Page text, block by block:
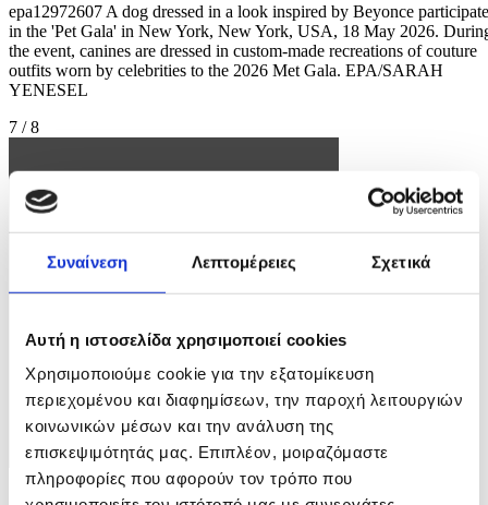
Συναίνεση Λεπτομέρειες Σχετικά
Αυτή η ιστοσελίδα χρησιμοποιεί cookies
Χρησιμοποιούμε cookie για την εξατομίκευση
περιεχομένου και διαφημίσεων, την παροχή λειτουργιών
κοινωνικών μέσων και την ανάλυση της
επισκεψιμότητάς μας. Επιπλέον, μοιραζόμαστε
πληροφορίες που αφορούν τον τρόπο που
epa12972607 A dog dressed in a look inspired by Beyonce
in the 'Pet Gala' in New York, New York, USA, 18 May 2026.
the event, canines are dressed in custom-made recreations of couture
outfits worn by celebrities to the 2026 Met Gala. EPA/SARAH
YENESEL
7 / 8
Φωτογραφία: SARAH YENESEL